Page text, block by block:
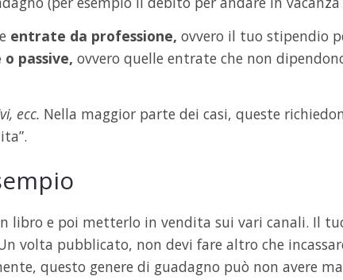
entrate da professione, ovvero il tuo stipendio
passive, ovvero quelle entrate che non
ecc. Nella maggior parte dei casi, queste
libro e poi metterlo in vendita sui vari canali. Il
volta pubblicato, non devi fare altro che
questo genere di guadagno può non avere